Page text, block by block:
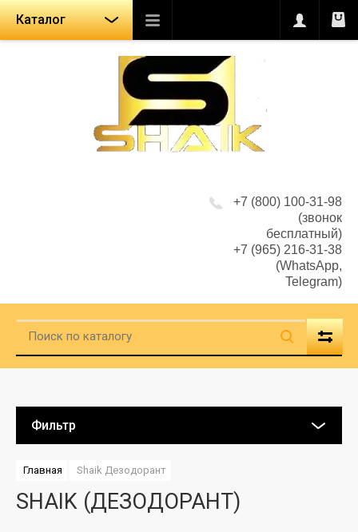
Каталог
+7 (800) 100-31-98
(звонок
бесплатный)
+7 (965) 216-31-38
(WhatsApp,
Telegram)
Фильтр
Главная Shaik Дезодорант
SHAIK (ДЕЗОДОРАНТ)